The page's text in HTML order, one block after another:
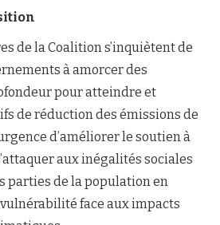
de la Coalition s’inquiètent de
à amorcer des
pour atteindre et
de réduction des émissions de
d’améliorer le soutien à
aux inégalités sociales
parties de la population en
face aux impacts